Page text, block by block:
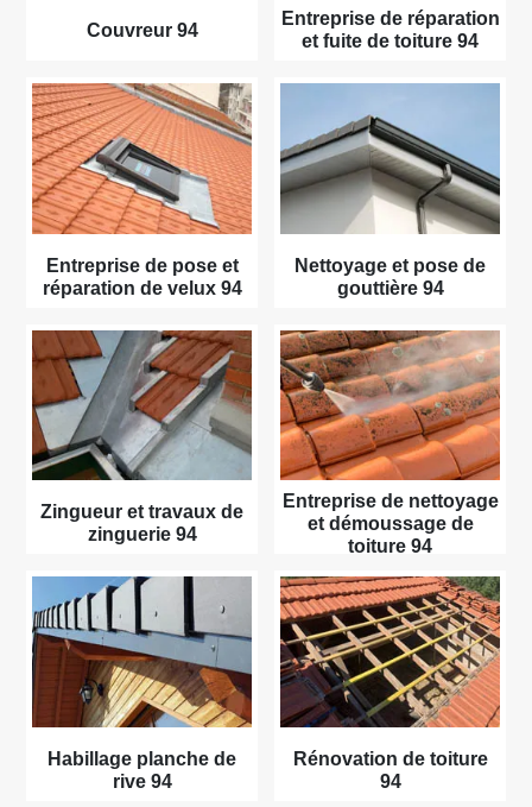
Couvreur 94
Entreprise de réparation
et fuite de toiture 94
Entreprise de pose et
réparation de velux 94
Nettoyage et pose de
gouttière 94
Zingueur et travaux de
zinguerie 94
Entreprise de nettoyage
et démoussage de
toiture 94
Habillage planche de
rive 94
Rénovation de toiture
94